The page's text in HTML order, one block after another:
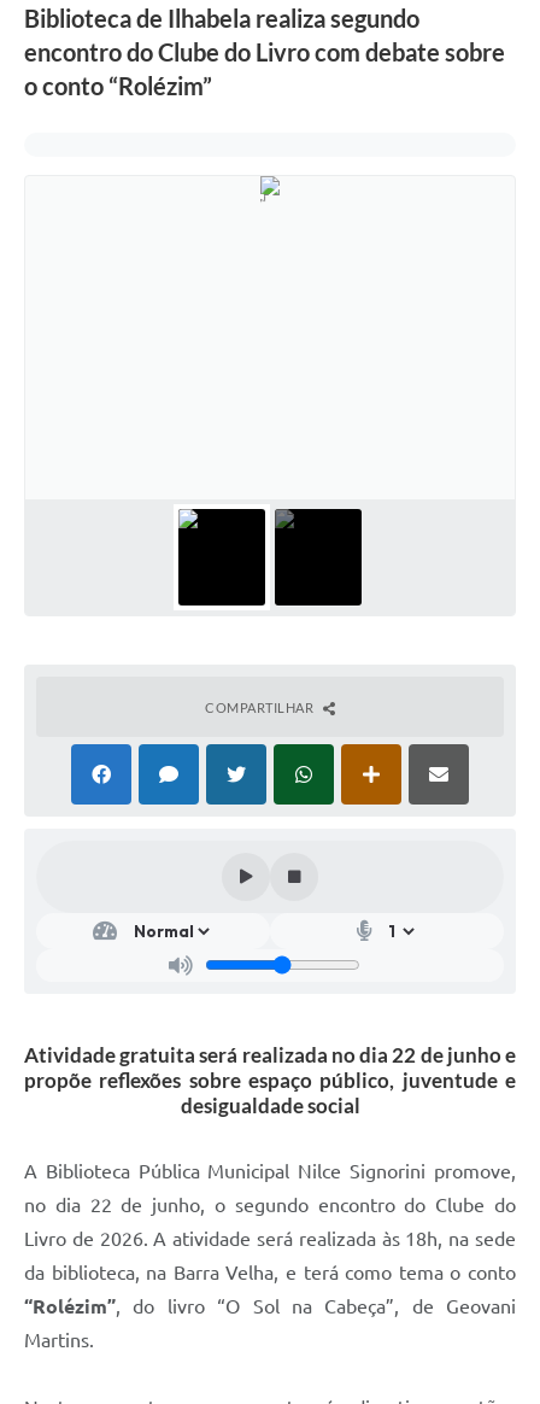
Biblioteca de Ilhabela realiza segundo
encontro do Clube do Livro com debate sobre
o conto “Rolézim”
COMPARTILHAR
Atividade gratuita será realizada no dia 22 de junho e
propõe reflexões sobre espaço público, juventude e
desigualdade social
A Biblioteca Pública Municipal Nilce Signorini promove,
no dia 22 de junho, o segundo encontro do Clube do
Livro de 2026. A atividade será realizada às 18h, na sede
da biblioteca, na Barra Velha, e terá como tema o conto
“Rolézim”, do livro “O Sol na Cabeça”, de Geovani
Martins.